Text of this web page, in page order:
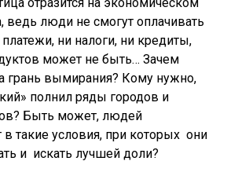
ведь люди не смогут оплачивать
ни налоги, ни кредиты,
может не быть… Зачем
грань вымирания? Кому нужно,
полнил ряды городов и
Быть может, людей
в такие условия, при которых они
и искать лучшей доли?